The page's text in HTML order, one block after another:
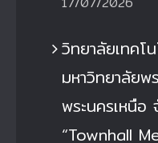
วิทยาลัยเทคโ
มหาวิทยาลัยพ
พระนครเหนือ
“Townhall